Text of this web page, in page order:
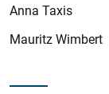
Anna Taxis
Mauritz Wimbert